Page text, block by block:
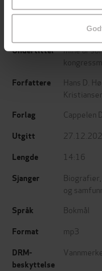
Undertittel
mine år
Forfattere Hans D.
Forlag Cappelen
Utgitt
Lengde 14:16
Sjanger Biografier
og
Språk Bokmål
Format mp3
DRM-
beskyttelse